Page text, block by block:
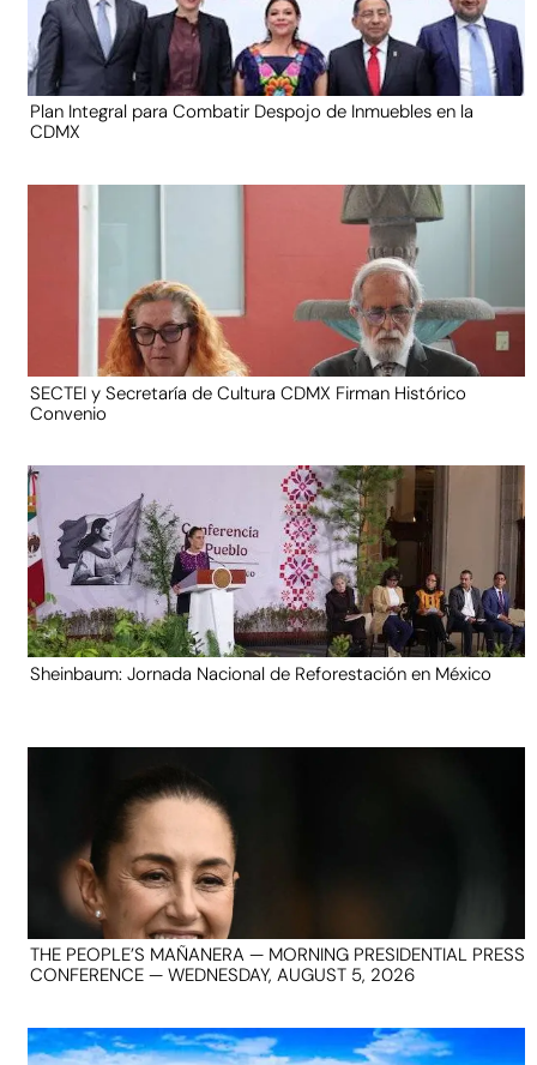
Plan Integral para Combatir Despojo de Inmuebles en la
CDMX
SECTEI y Secretaría de Cultura CDMX Firman Histórico
Convenio
Sheinbaum: Jornada Nacional de Reforestación en México
THE PEOPLE’S MAÑANERA — MORNING PRESIDENTIAL PRESS
CONFERENCE — WEDNESDAY, AUGUST 5, 2026